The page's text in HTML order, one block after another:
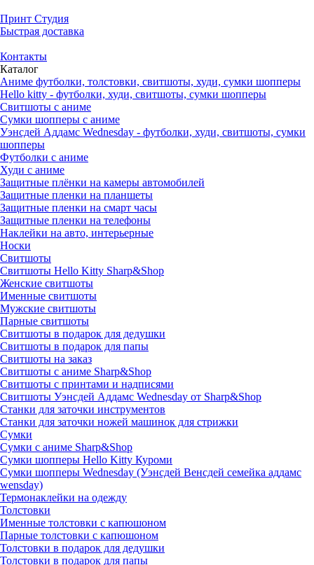
Принт Студия
Быстрая доставка
Контакты
Каталог
Аниме футболки, толстовки, свитшоты, худи, сумки шопперы
Hello kitty - футболки, худи, свитшоты, сумки шопперы
Свитшоты с аниме
Сумки шопперы с аниме
Уэнсдей Аддамс Wednesday - футболки, худи, свитшоты, сумки
шопперы
Футболки с аниме
Худи с аниме
Защитные плёнки на камеры автомобилей
Защитные пленки на планшеты
Защитные пленки на смарт часы
Защитные пленки на телефоны
Наклейки на авто, интерьерные
Носки
Свитшоты
Cвитшоты Hello Kitty Sharp&Shop
Женские свитшоты
Именные свитшоты
Мужские свитшоты
Парные свитшоты
Свитшоты в подарок для дедушки
Свитшоты в подарок для папы
Свитшоты на заказ
Свитшоты с аниме Sharp&Shop
Свитшоты с принтами и надписями
Свитшоты Уэнсдей Аддамс Wednesday от Sharp&Shop
Станки для заточки инструментов
Станки для заточки ножей машинок для стрижки
Сумки
Сумки с аниме Sharp&Shop
Сумки шопперы Hello Kitty Куроми
Сумки шопперы Wednesday (Уэнсдей Венсдей семейка аддамс
wensday)
Термонаклейки на одежду
Толстовки
Именные толстовки с капюшоном
Парные толстовки с капюшоном
Толстовки в подарок для дедушки
Толстовки в подарок для папы